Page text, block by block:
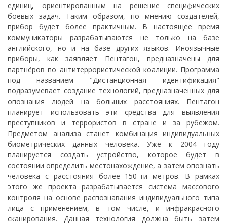
единиц, ориентированным на решение специфических
боевых задач. Таким образом, по мнению создателей,
прибор будет более практичным. В настоящее время
коммуникаторы разрабатываются не только на базе
английского, но и на базе других языков. Иноязычные
приборы, как заявляет Пентагон, предназначены для
партнёров по антитеррористической коалиции. Программа
под названием "Дистанционная идентификация"
подразумевает создание технологий, предназначенных для
опознания людей на больших расстояниях. Пентагон
планирует использовать эти средства для выявления
преступников и террористов в стране и за рубежом.
Предметом анализа станет комбинация индивидуальных
биометрических данных человека. Уже к 2004 году
планируется создать устройство, которое будет в
состоянии определить местонахождение, а затем опознать
человека с расстояния более 150-ти метров. В рамках
этого же проекта разрабатывается система массового
контроля на основе распознавания индивидуального типа
лица с применением, в том числе, и инфракрасного
сканирования. Данная технология должна быть затем